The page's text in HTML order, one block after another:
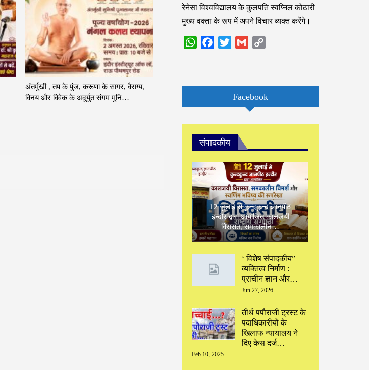
अंतर्मुखी , तप के पुंज, करूणा के सागर, वैराग्य,
विनय और विवेक के अदुर्युत संगम मुनि…
रेनेसा विश्वविद्यालय के कुलपति स्वप्निल कोठारी
मुख्य वक्ता के रूप में अपने विचार व्यक्त करेंगे।
WhatsAppFacebook
Twitter Gmail
Facebook
संपादकीय
12 जुलाई से कुन्दकुन्द ज्ञानपीठ
इन्दौर द्वारा आयोजित कालजयी
विरासत, समकालीन…
‘ विशेष संपादकीय”
‌व्यक्तित्व निर्माण :
प्राचीन ज्ञान और…
Jun 27, 2026
तीर्थ पपौराजी ट्रस्ट के
पदाधिकारीयों के
खिलाफ न्यायालय ने
दिए केस दर्ज…
Feb 10, 2025